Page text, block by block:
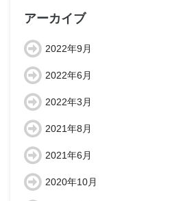
アーカイブ
2022年9月
2022年6月
2022年3月
2021年8月
2021年6月
2020年10月